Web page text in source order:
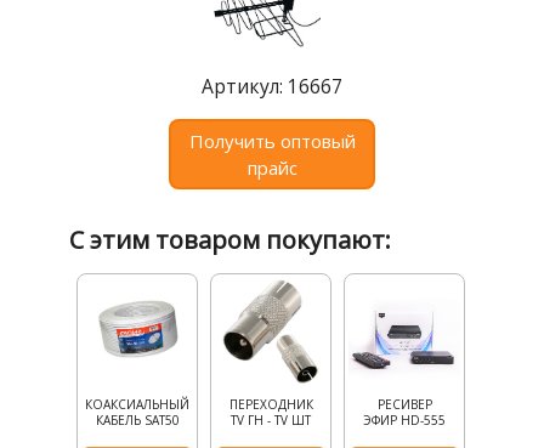
Артикул: 16667
Получить оптовый
прайс
С этим товаром покупают:
КОАКСИАЛЬНЫЙ
КАБЕЛЬ SAT50
ПЕРЕХОДНИК
TV ГН - TV ШТ
РЕСИВЕР
ЭФИР HD-555